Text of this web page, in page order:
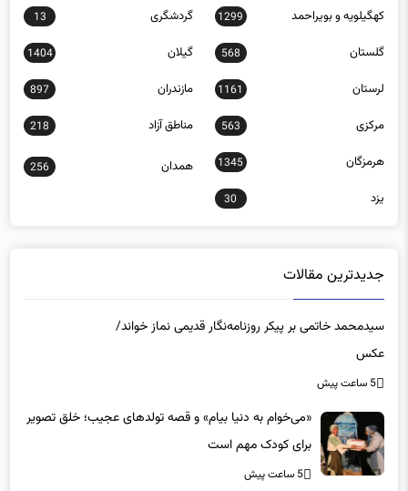
گلستان 568 گیلان 1404
لرستان 1161 مازندران 897
مرکزی 563 مناطق آزاد 218
هرمزگان 1345
256
یزد 30
سیدمحمد خاتمی بر پیکر روزنامه‌نگار قدیمی نماز خواند/
عکس
5 ساعت پیش
برای کودک مهم است
5 ساعت پیش